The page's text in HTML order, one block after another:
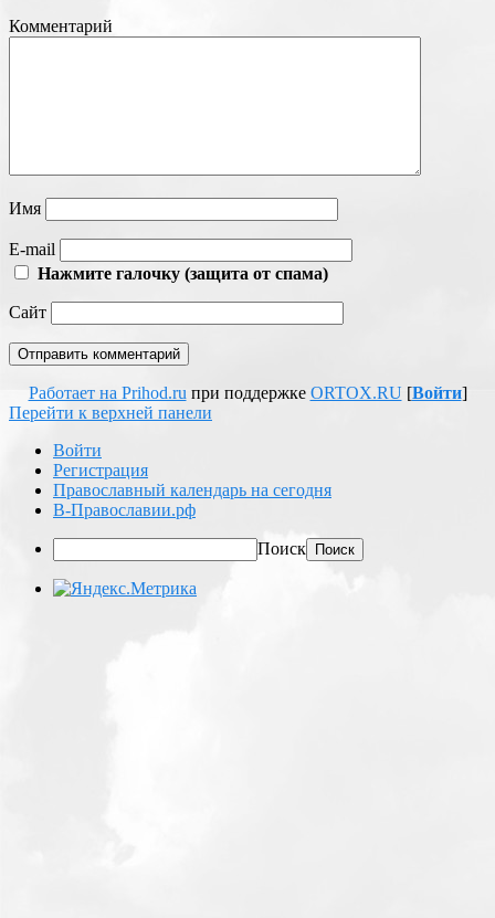
Комментарий
Имя
E-mail
Нажмите галочку (защита от спама)
Сайт
Работает на Prihod.ru при поддержке ORTOX.RU[Войти]
Перейти к верхней панели
Войти
Регистрация
Православный календарь на сегодня
В-Православии.рф
Поиск